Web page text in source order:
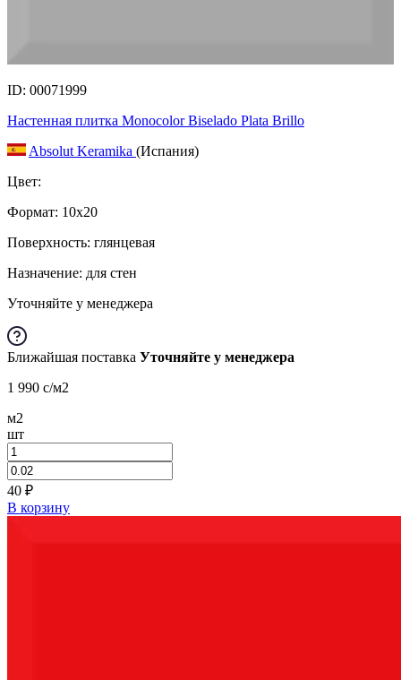
ID: 00071999
Настенная плитка Monocolor Biselado Plata Brillo
Absolut Keramika (Испания)
Цвет:
Формат: 10x20
Поверхность: глянцевая
Назначение: для стен
Уточняйте у менеджера
Ближайшая поставка Уточняйте у менеджера
1 990 c/м2
м2
шт
40 ₽
В корзину